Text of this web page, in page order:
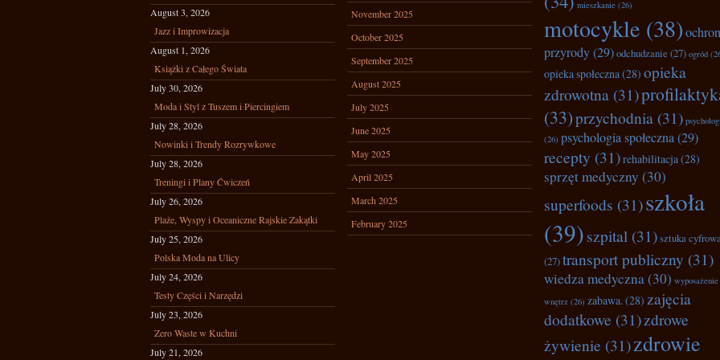
August 3, 2026
Jazz i Improwizacja
August 1, 2026
Książki z Całego Świata
July 30, 2026
Moda i Styl z Tuszem i Piercingiem
July 28, 2026
Nowinki i Trendy Rozrywkowe
July 28, 2026
Treningi i Plany Ćwiczeń
July 26, 2026
Plaże, Wyspy i Oceaniczne Rajskie Zakątki
July 25, 2026
Polska Moda na Ulicy
July 24, 2026
Testy Części i Narzędzi
July 23, 2026
Zero Waste w Kuchni
July 21, 2026
November 2025
October 2025
September 2025
August 2025
July 2025
June 2025
May 2025
April 2025
March 2025
February 2025
mieszkanie (26)
motocykle (38)
przyrody(29)odchudzanie (27) ogród
opieka społeczna(28) opieka
zdrowotna (31)
(33)przychodnia (31)
(26) psychologia społeczna(29)
recepty (31)rehabilitacja(28)
sprzęt medyczny (30)
superfoods (31)szkoła
(39)szpital (31)sztuka
(27)transport publiczny (31)
wiedza medyczna(30) wyposażenie
wnętrz (26) zabawa.(28) zajęcia
dodatkowe (31)zdrowe
żywienie (31)zdrowie